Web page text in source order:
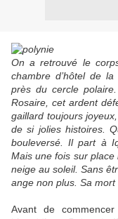
On a retrouvé le
chambre d’hôtel de
près du cercle
Rosaire, cet ardent
gaillard toujours
de si jolies histoires.
bouleversé. Il part à
Mais une fois sur
neige au soleil. Sans
ange non plus. Sa
Avant de